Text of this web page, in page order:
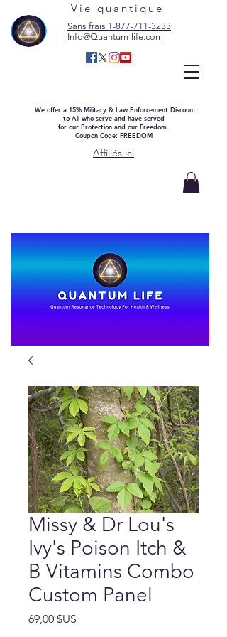
Vie quantique
Sans frais 1-877-711-3233
Info@Quantum-life.com
We offer a 15% Military & Law Enforcement Discount
to All who serve and have served
for our Protection and our Freedom
Coupon Code: FREEDOM
Affiliés ici
Missy & Dr Lou's
Ivy's Poison Itch &
B Vitamins Combo
Custom Panel
69,00 $US